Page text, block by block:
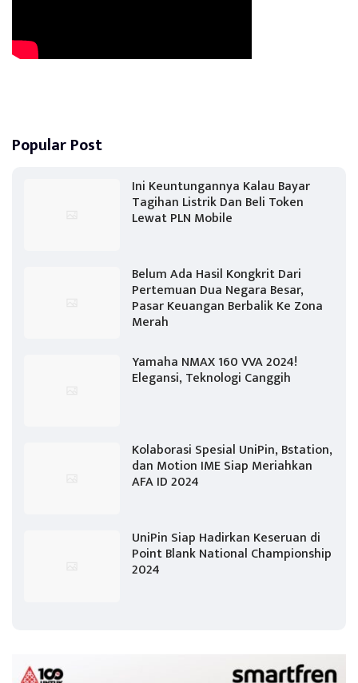
Popular Post
Ini Keuntungannya Kalau Bayar
Tagihan Listrik Dan Beli Token
Lewat PLN Mobile
Belum Ada Hasil Kongkrit Dari
Pertemuan Dua Negara Besar,
Pasar Keuangan Berbalik Ke Zona
Merah
Yamaha NMAX 160 VVA 2024!
Elegansi, Teknologi Canggih
Kolaborasi Spesial UniPin, Bstation,
dan Motion IME Siap Meriahkan
AFA ID 2024
UniPin Siap Hadirkan Keseruan di
Point Blank National Championship
2024